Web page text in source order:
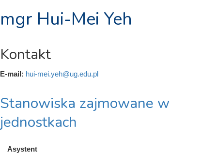
mgr Hui-Mei Yeh
Kontakt
E-mail: hui-mei.yeh@ug.edu.pl
Stanowiska zajmowane w
jednostkach
Asystent